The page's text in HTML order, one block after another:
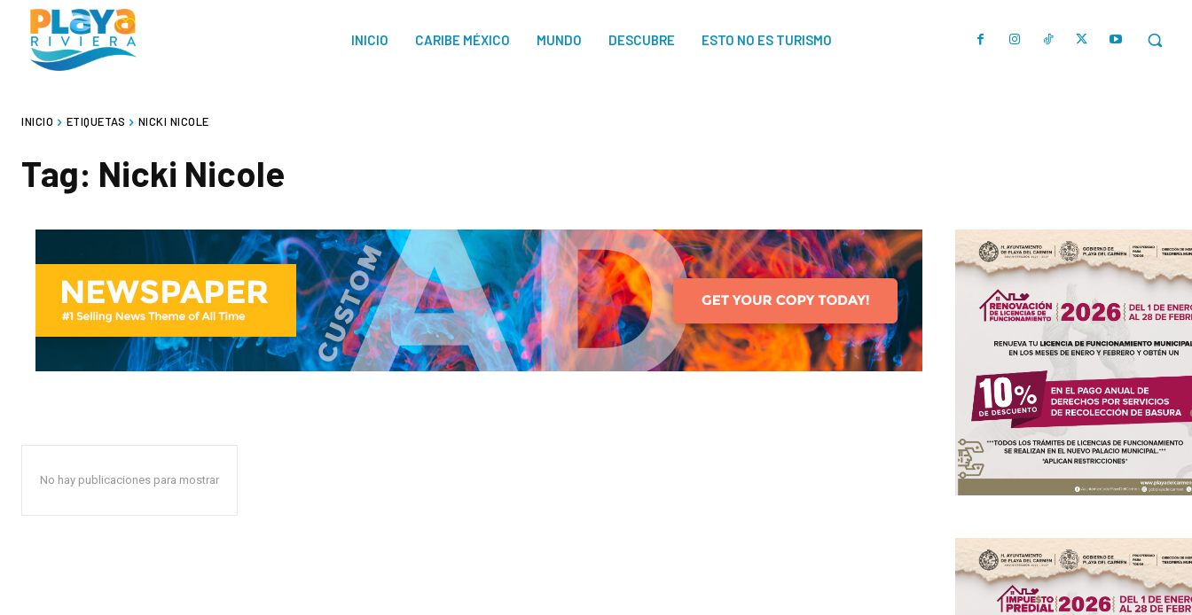
INICIO CARIBE MÉXICO MUNDO DESCUBRE ESTO NO ES TURISMO
INICIO ETIQUETAS NICKI NICOLE
Tag: Nicki Nicole
No hay publicaciones para mostrar